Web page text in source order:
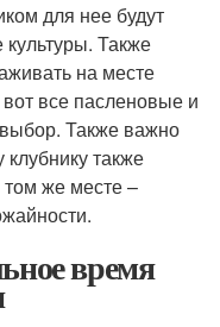
для нее будут
Также
на месте
все пасленовые и
Также важно
также
же месте –
время